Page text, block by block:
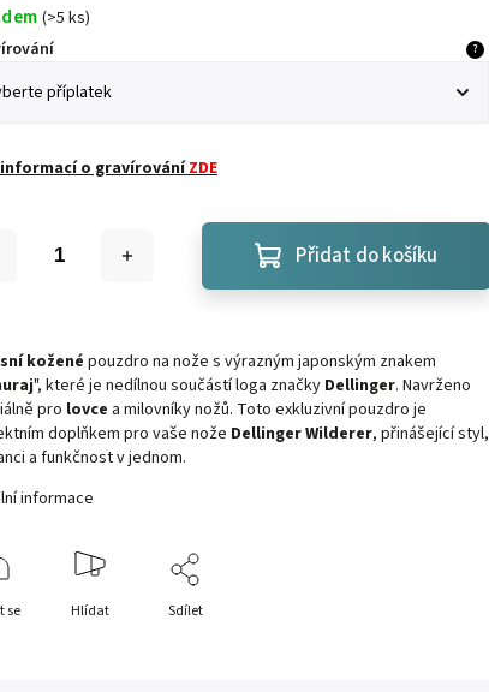
(>5 ks)
?
informací o gravírováníZDE
Přidat do košíku
kožené pouzdro na nože s výrazným japonským znakem
", které je nedílnou součástí loga značky Dellinger. Navrženo
pro lovce a milovníky nožů. Toto exkluzivní pouzdro je
doplňkem pro vaše nože Dellinger Wilderer, přinášející styl,
a funkčnost v jednom.
informace
se Hlídat Sdílet